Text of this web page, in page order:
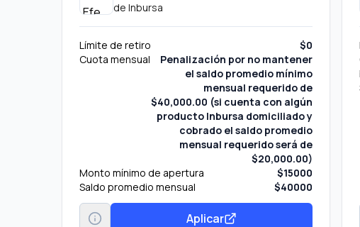
de Inbursa
Límite de retiro
$0
Cuota mensual
Penalización por no mantener
el saldo promedio mínimo
mensual requerido de
$40,000.00 (si cuenta con algún
producto lnbursa domiciliado y
cobrado el saldo promedio
mensual requerido será de
$20,000.00)
Monto mínimo de apertura
$15000
Saldo promedio mensual
$40000
Aplicar